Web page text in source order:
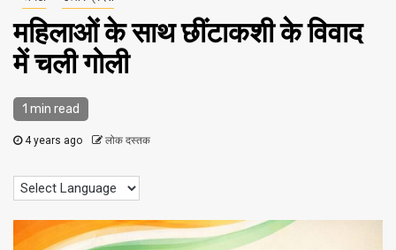
महिलाओं के साथ छींटाकशी के विवाद
में चली गोली
1 min read
4 years ago लोक दस्तक